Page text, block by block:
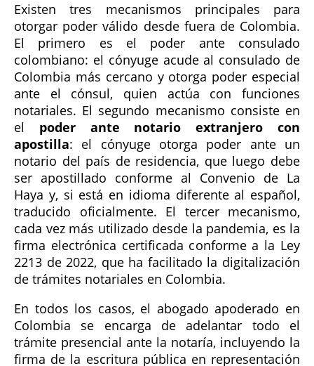
Existen tres mecanismos principales para
otorgar poder válido desde fuera de Colombia.
El primero es el poder ante consulado
colombiano: el cónyuge acude al consulado de
Colombia más cercano y otorga poder especial
ante el cónsul, quien actúa con funciones
notariales. El segundo mecanismo consiste en
el poder ante notario extranjero con
apostilla: el cónyuge otorga poder ante un
notario del país de residencia, que luego debe
ser apostillado conforme al Convenio de La
Haya y, si está en idioma diferente al español,
traducido oficialmente. El tercer mecanismo,
cada vez más utilizado desde la pandemia, es la
firma electrónica certificada conforme a la Ley
2213 de 2022, que ha facilitado la digitalización
de trámites notariales en Colombia.
En todos los casos, el abogado apoderado en
Colombia se encarga de adelantar todo el
trámite presencial ante la notaría, incluyendo la
firma de la escritura pública en representación